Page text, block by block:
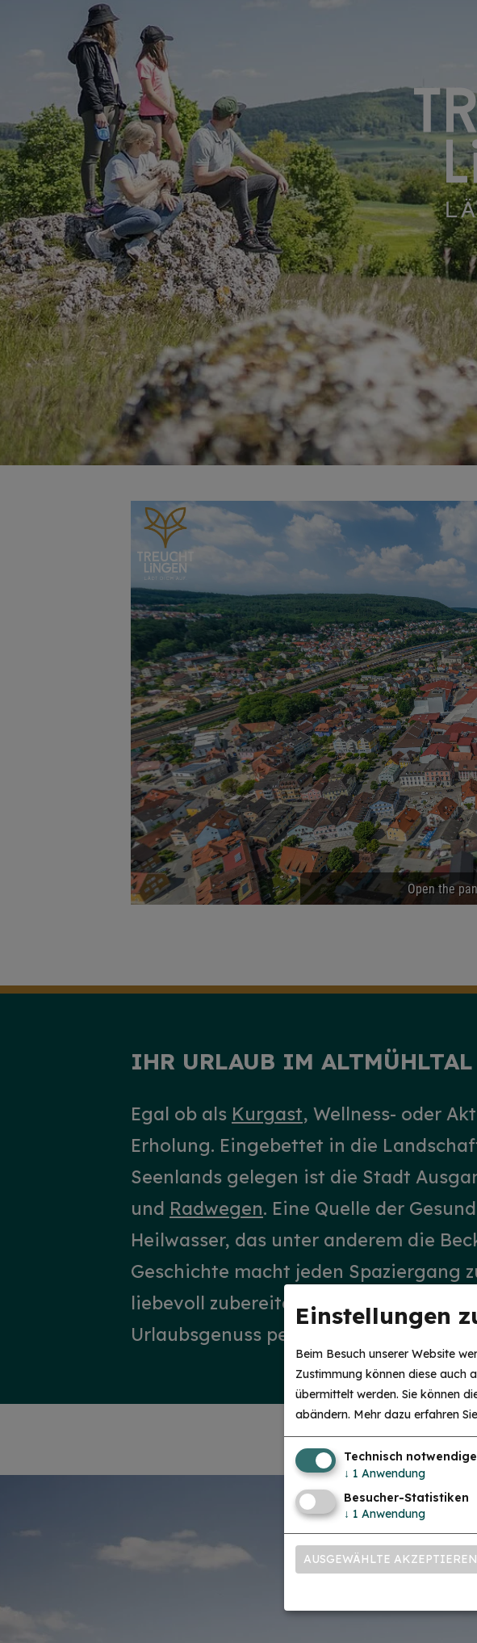
IHR URLAUB IM
Egal ob als Kurgast, Wellness- oder
Erholung. Eingebettet in die
Seenlands gelegen ist die Stadt
und Radwegen. Eine Quelle der
Heilwasser, das unter anderem die
Geschichte macht jeden Spaziergang
liebevoll zubereitet und frisch serviert
Urlaubsgenuss perfekt ab.
Einstellungen
Beim Besuch unserer Website
Zustimmung können diese auch
übermittelt werden. Sie können
abändern. Mehr dazu erfahren
Technisch
↓ 1 Anwendung
Besucher-Statistiken
↓ 1 Anwendung
AUSGEWÄHLTE AKZEPTIEREN